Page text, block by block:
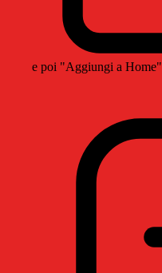
e poi "Aggiungi a Home"